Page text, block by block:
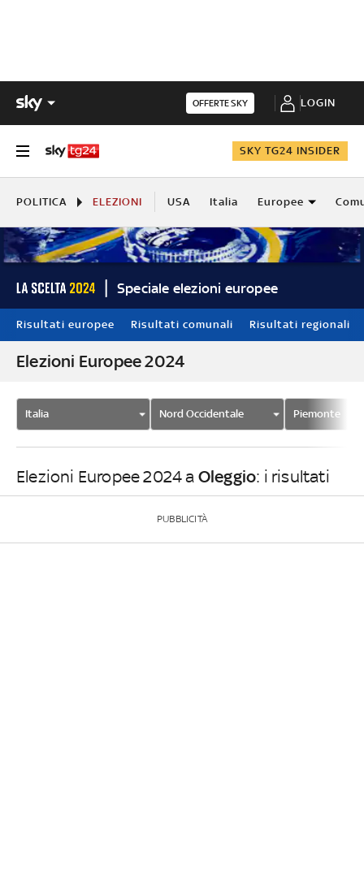
OFFERTE SKY LOGIN
SKY TG24 INSIDER
POLITICA ELEZIONI USA Italia Europee
Speciale elezioni europee
Risultati europee Risultati comunali Risultati regionali
Elezioni Europee 2024
Italia Nord Occidentale Piemonte
Elezioni Europee 2024 a Oleggio: i risultati
PUBBLICITÀ